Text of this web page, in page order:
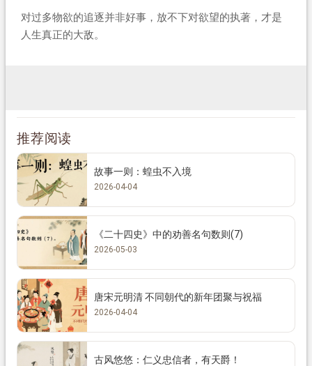
对过多物欲的追逐并非好事，放不下对欲望的执著，才是
人生真正的大敌。
推荐阅读
故事一则：蝗虫不入境
2026-04-04
《二十四史》中的劝善名句数则(7)
2026-05-03
唐宋元明清 不同朝代的新年团聚与祝福
2026-04-04
古风悠悠：仁义忠信者，有天爵！